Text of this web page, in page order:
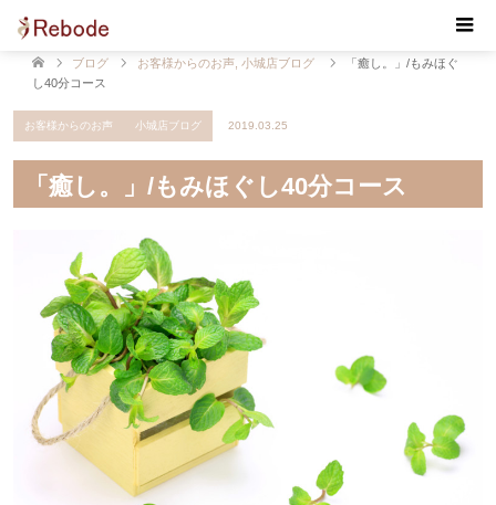
【Rebode・リボデ】マッサージ・リンパマッサージ・
もみほぐし 佐賀 小城
ブログ お客様からのお声, 小城店ブログ
「癒し。」/もみほぐ
し40分コース
お客様からのお声 小城店ブログ 2019.03.25
「癒し。」/もみほぐし40分コース